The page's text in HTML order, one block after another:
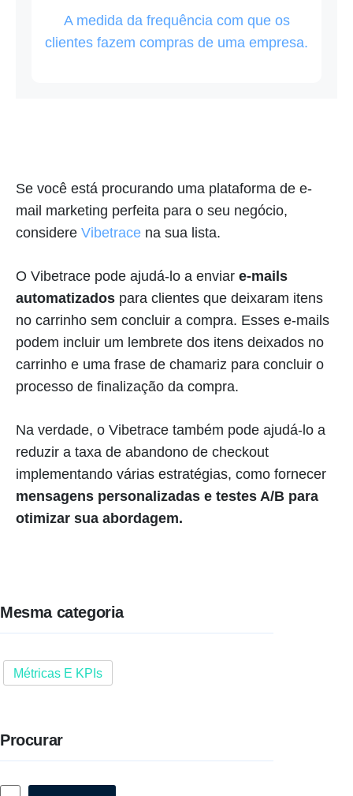
A medida da frequência com que os
clientes fazem compras de uma empresa.
Se você está procurando uma plataforma de e-
mail marketing perfeita para o seu negócio,
considere Vibetrace na sua lista.
O Vibetrace pode ajudá-lo a enviar e-mails
automatizados para clientes que deixaram itens
no carrinho sem concluir a compra. Esses e-mails
podem incluir um lembrete dos itens deixados no
carrinho e uma frase de chamariz para concluir o
processo de finalização da compra.
Na verdade, o Vibetrace também pode ajudá-lo a
reduzir a taxa de abandono de checkout
implementando várias estratégias, como fornecer
mensagens personalizadas e testes A/B para
otimizar sua abordagem.
Mesma categoria
Métricas E KPIs
Procurar